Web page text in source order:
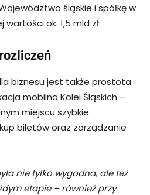
śląskie i spółkę w
ok. 1,5 mld zł.
biznesu jest także prostota
mobilna Kolei Śląskich –
miejscu szybkie
biletów oraz zarządzanie
nie tylko wygodna, ale też
etapie – również przy